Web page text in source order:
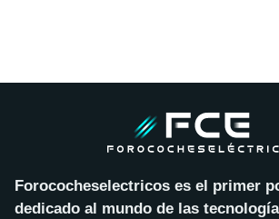
Forococheselectricos es el primer
dedicado al mundo de las